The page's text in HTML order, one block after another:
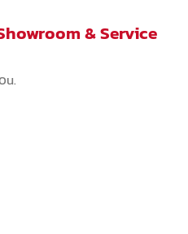
& Service
น.